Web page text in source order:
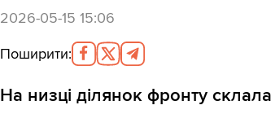
2026-05-15 15:06
Поширити:
На низці ділянок фронту